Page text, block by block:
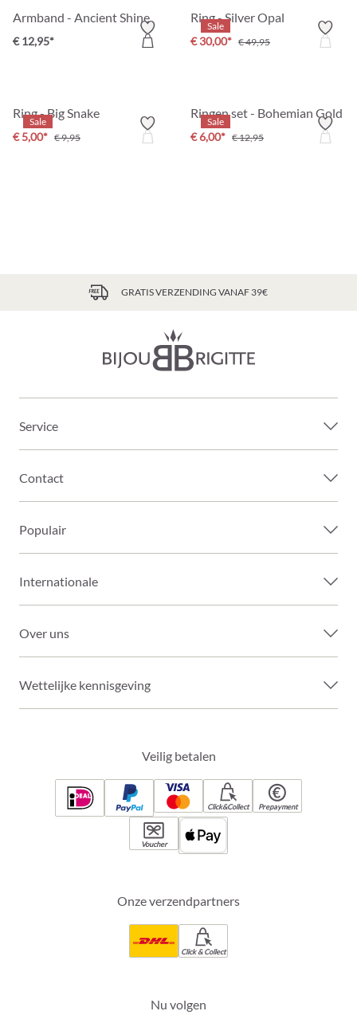
Armband - Ancient Shine
€ 12,95*
Sale
Ring - Silver Opal
€ 30,00* € 49,95
Sale
Ring - Big Snake
€ 5,00* € 9,95
Sale
Ringen set - Bohemian Gold
€ 6,00* € 12,95
GRATIS VERZENDING VANAF 39€
Service
Contact
Populair
Internationale
Over uns
Wettelijke kennisgeving
Veilig betalen
Click&Collect Prepayment
Voucher
Onze verzendpartners
Click & Collect
Nu volgen